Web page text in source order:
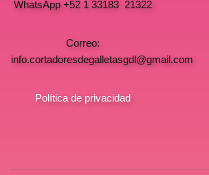
WhatsApp +52 1 33183 21322
Correo:
info.cortadoresdegalletasgdl@gmail.com
Política de privacidad